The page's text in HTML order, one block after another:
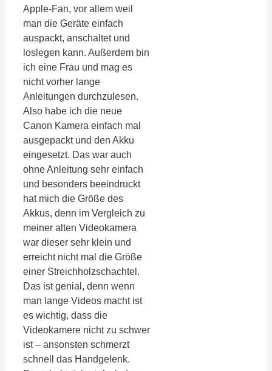
Apple-Fan, vor allem weil
man die Geräte einfach
auspackt, anschaltet und
loslegen kann. Außerdem bin
ich eine Frau und mag es
nicht vorher lange
Anleitungen durchzulesen.
Also habe ich die neue
Canon Kamera einfach mal
ausgepackt und den Akku
eingesetzt. Das war auch
ohne Anleitung sehr einfach
und besonders beeindruckt
hat mich die Größe des
Akkus, denn im Vergleich zu
meiner alten Videokamera
war dieser sehr klein und
erreicht nicht mal die Größe
einer Streichholzschachtel.
Das ist genial, denn wenn
man lange Videos macht ist
es wichtig, dass die
Videokamere nicht zu schwer
ist – ansonsten schmerzt
schnell das Handgelenk.